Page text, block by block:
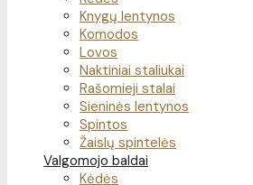
Knygų lentynos
Komodos
Lovos
Naktiniai staliukai
Rašomieji stalai
Sieninės lentynos
Spintos
Žaislų spintelės
Valgomojo baldai
Kėdės